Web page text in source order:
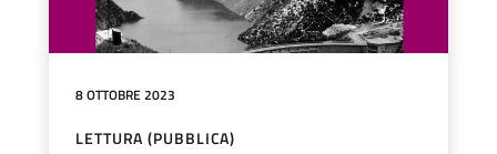
8 OTTOBRE 2023
LETTURA (PUBBLICA)